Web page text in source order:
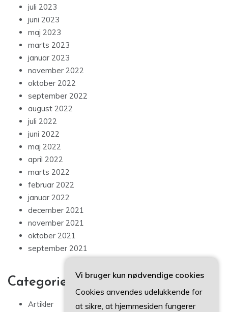
juli 2023
juni 2023
maj 2023
marts 2023
januar 2023
november 2022
oktober 2022
september 2022
august 2022
juli 2022
juni 2022
maj 2022
april 2022
marts 2022
februar 2022
januar 2022
december 2021
november 2021
oktober 2021
september 2021
Categories
Artikler
Vi bruger kun nødvendige cookies
Cookies anvendes udelukkende for
at sikre, at hjemmesiden fungerer